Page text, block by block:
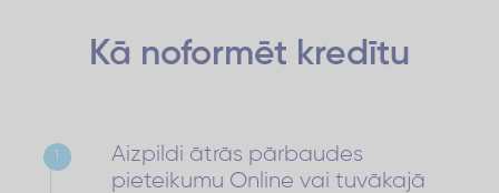
Kā noformēt kredītu
Aizpildi ātrās pārbaudes
pieteikumu Online vai tuvākajā